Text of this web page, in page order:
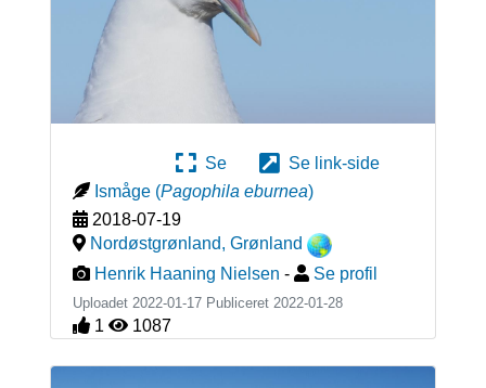
Se
Se link-side
Ismåge (Pagophila eburnea)
2018-07-19
Nordøstgrønland, Grønland
Henrik Haaning Nielsen - Se profil
Uploadet 2022-01-17 Publiceret 2022-01-28
1 1087